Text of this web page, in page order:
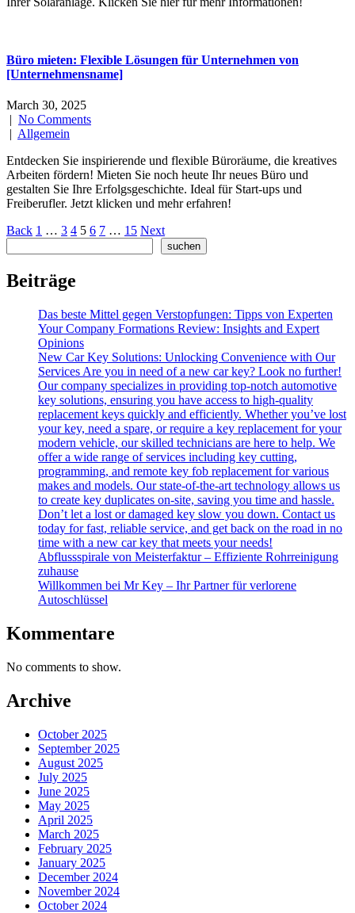
Büro mieten: Flexible Lösungen für Unternehmen von
[Unternehmensname]
March 30, 2025
| No Comments
| Allgemein
Entdecken Sie inspirierende und flexible Büroräume, die kreatives
Arbeiten fördern! Mieten Sie noch heute Ihr neues Büro und
gestalten Sie Ihre Erfolgsgeschichte. Ideal für Start-ups und
Freiberufler. Jetzt klicken und mehr erfahren!
Posts
pagination
Back 1 … 3 4 5 6 7 … 15 Next
suchen
Beiträge
Das beste Mittel gegen Verstopfungen: Tipps von Experten
Your Company Formations Review: Insights and Expert
Opinions
New Car Key Solutions: Unlocking Convenience with Our
Services Are you in need of a new car key? Look no further!
Our company specializes in providing top-notch automotive
key solutions, ensuring you have access to high-quality
replacement keys quickly and efficiently. Whether you’ve lost
your key, need a spare, or require a key replacement for your
modern vehicle, our skilled technicians are here to help. We
offer a wide range of services including key cutting,
programming, and remote key fob replacement for various
makes and models. Our state-of-the-art technology allows us
to create key duplicates on-site, saving you time and hassle.
Don’t let a lost or damaged key slow you down. Contact us
today for fast, reliable service, and get back on the road in no
time with a new car key that meets your needs!
Abflussspirale von Meisterfaktur – Effiziente Rohrreinigung
zuhause
Willkommen bei Mr Key – Ihr Partner für verlorene
Autoschlüssel
Kommentare
No comments to show.
Archive
October 2025
September 2025
August 2025
July 2025
June 2025
May 2025
April 2025
March 2025
February 2025
January 2025
December 2024
November 2024
October 2024